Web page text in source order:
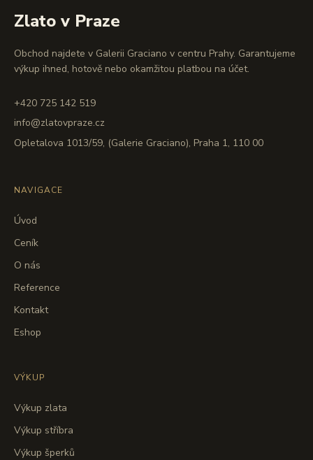
Zlato v Praze
Obchod najdete v Galerii Graciano v centru Prahy. Garantujeme
výkup ihned, hotově nebo okamžitou platbou na účet.
+420 725 142 519
info@zlatovpraze.cz
Opletalova 1013/59, (Galerie Graciano), Praha 1, 110 00
NAVIGACE
Úvod
Ceník
O nás
Reference
Kontakt
Eshop
VÝKUP
Výkup zlata
Výkup stříbra
Výkup šperků